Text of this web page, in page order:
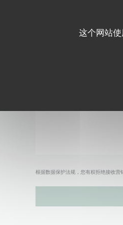
这个网站
根据数据保护法规，您有权拒绝接收